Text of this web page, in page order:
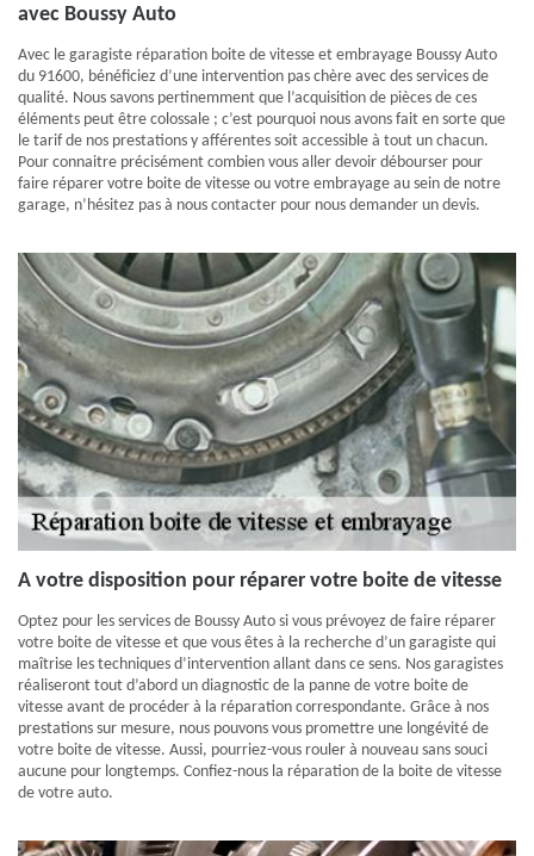
avec Boussy Auto
Avec le garagiste réparation boite de vitesse et embrayage Boussy Auto
du 91600, bénéficiez d’une intervention pas chère avec des services de
qualité. Nous savons pertinemment que l’acquisition de pièces de ces
éléments peut être colossale ; c’est pourquoi nous avons fait en sorte que
le tarif de nos prestations y afférentes soit accessible à tout un chacun.
Pour connaitre précisément combien vous aller devoir débourser pour
faire réparer votre boite de vitesse ou votre embrayage au sein de notre
garage, n’hésitez pas à nous contacter pour nous demander un devis.
A votre disposition pour réparer votre boite de vitesse
Optez pour les services de Boussy Auto si vous prévoyez de faire réparer
votre boite de vitesse et que vous êtes à la recherche d’un garagiste qui
maîtrise les techniques d’intervention allant dans ce sens. Nos garagistes
réaliseront tout d’abord un diagnostic de la panne de votre boite de
vitesse avant de procéder à la réparation correspondante. Grâce à nos
prestations sur mesure, nous pouvons vous promettre une longévité de
votre boite de vitesse. Aussi, pourriez-vous rouler à nouveau sans souci
aucune pour longtemps. Confiez-nous la réparation de la boite de vitesse
de votre auto.